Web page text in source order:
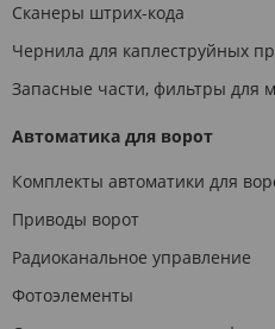
Сканеры штрих-кода
Чернила для каплеструйных
Запасные части, фильтры для
Автоматика для ворот
Комплекты автоматики для
Приводы ворот
Радиоканальное управление
Фотоэлементы